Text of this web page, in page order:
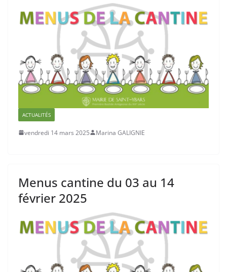
ACTUALITÉS
vendredi 14 mars 2025 Marina GALIGNIE
Menus cantine du 03 au 14
février 2025